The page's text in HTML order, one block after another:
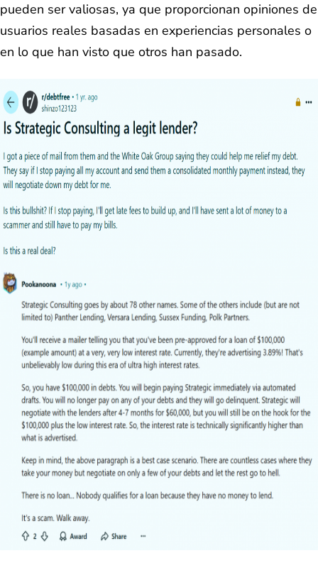
pueden ser valiosas, ya que proporcionan opiniones de
usuarios reales basadas en experiencias personales o
en lo que han visto que otros han pasado.